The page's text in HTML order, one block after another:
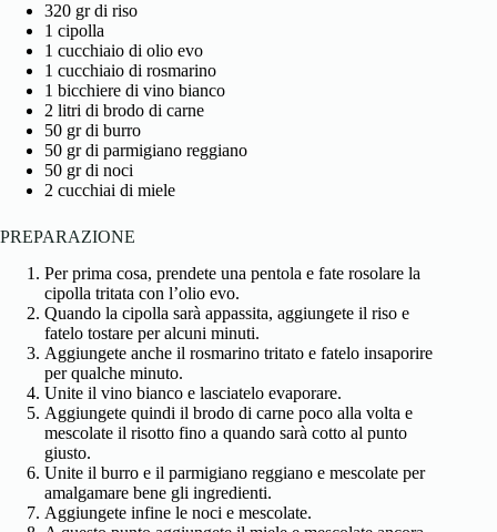
320 gr di riso
1 cipolla
1 cucchiaio di olio evo
1 cucchiaio di rosmarino
1 bicchiere di vino bianco
2 litri di brodo di carne
50 gr di burro
50 gr di parmigiano reggiano
50 gr di noci
2 cucchiai di miele
PREPARAZIONE
Per prima cosa, prendete una pentola e fate rosolare la
cipolla tritata con l’olio evo.
Quando la cipolla sarà appassita, aggiungete il riso e
fatelo tostare per alcuni minuti.
Aggiungete anche il rosmarino tritato e fatelo insaporire
per qualche minuto.
Unite il vino bianco e lasciatelo evaporare.
Aggiungete quindi il brodo di carne poco alla volta e
mescolate il risotto fino a quando sarà cotto al punto
giusto.
Unite il burro e il parmigiano reggiano e mescolate per
amalgamare bene gli ingredienti.
Aggiungete infine le noci e mescolate.